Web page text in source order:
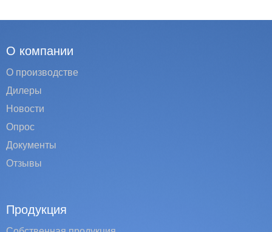
О компании
О производстве
Дилеры
Новости
Опрос
Документы
Отзывы
Продукция